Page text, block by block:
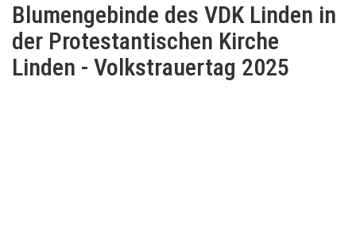
Blumengebinde des VDK Linden in
der Protestantischen Kirche
Linden - Volkstrauertag 2025